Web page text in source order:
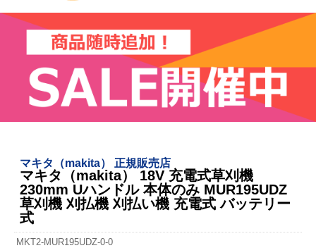
マキタ（makita） 正規販売店
マキタ（makita） 18V 充電式草刈機
230mm Uハンドル 本体のみ MUR195UDZ
草刈機 刈払機 刈払い機 充電式 バッテリー
式
MKT2-MUR195UDZ-0-0